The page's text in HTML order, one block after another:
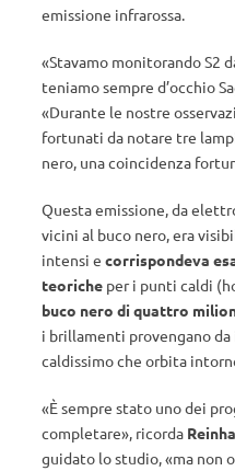
emissione infrarossa.
«Stavamo monitorando S2
teniamo sempre d’occhio
«Durante le nostre
fortunati da notare tre
nero, una coincidenza
Questa emissione, da
vicini al buco nero, era
intensi e corrispondeva
teoriche per i punti caldi
buco nero di quattro
i brillamenti provengano
caldissimo che orbita
«È sempre stato uno dei
completare», ricorda
guidato lo studio, «ma non